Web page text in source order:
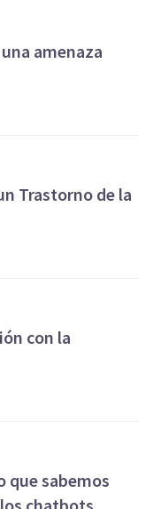
amenaza
Trastorno de la
con la
que sabemos